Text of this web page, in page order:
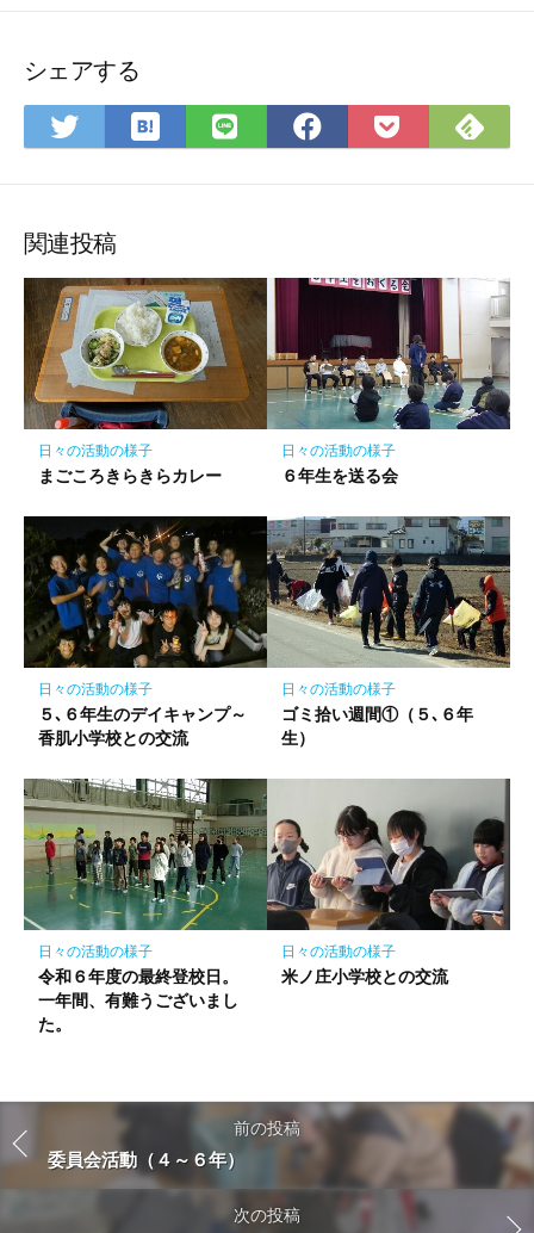
シェアする
Twitter
で
ア
は
て
マ
ー
ク
に
保
存
LINE
で
Facebook
で
Pocket
に
で
関連投稿
日々の活動の様子
まごころきらきらカレー
日々の活動の様子
６年生を送る会
日々の活動の様子
５､６年生のデイキャンプ～
香肌小学校との交流
日々の活動の様子
ゴミ拾い週間①（５､６年
生）
日々の活動の様子
令和６年度の最終登校日。
一年間、有難うございまし
た。
日々の活動の様子
米ノ庄小学校との交流
前の投稿
委員会活動（４～６年）
次の投稿